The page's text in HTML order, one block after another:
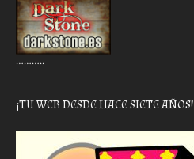
………..
¡TU WEB DESDE HACE SIETE AÑOS!